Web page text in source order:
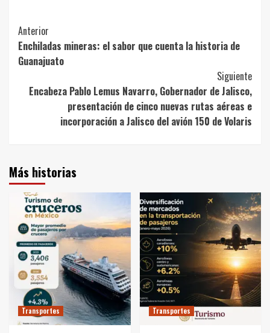
Post
Navigation
Anterior
Enchiladas mineras: el sabor que cuenta la historia de
Guanajuato
Siguiente
Encabeza Pablo Lemus Navarro, Gobernador de Jalisco,
presentación de cinco nuevas rutas aéreas e
incorporación a Jalisco del avión 150 de Volaris
Más historias
Transportes Transportes